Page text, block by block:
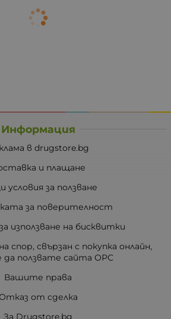
Информация
в drugstore.bg
и плащане
условия за ползване
за поверителност
използване на бисквитки
спор, свързан с покупка онлайн,
ползвате сайта ОРС
Вашите права
Отказ от сделка
За Drugstore.bg